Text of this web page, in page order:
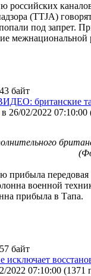
российских
(TTJA)
под запрет.
межнациональной
байт
британские
в 26/02/2022 07:10:00
прибыла
военной
прибыла в Тапа.
байт
исключает
2022 07:10:00 (1371